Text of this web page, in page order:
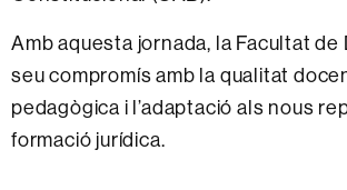
Amb aquesta jornada, la Facultat de
seu compromís amb la qualitat
pedagògica i l’adaptació als nous
formació jurídica.